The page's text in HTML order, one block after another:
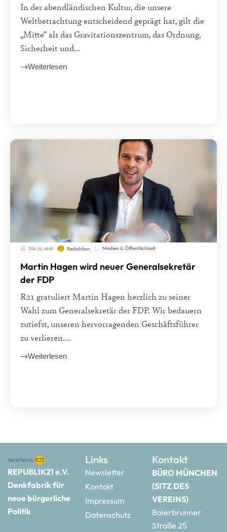
In der abendländischen Kultur, die unsere
Weltbetrachtung entscheidend geprägt hat, gilt die
„Mitte“ als das Gravitationszentrum, das Ordnung,
Sicherheit und...
Weiterlesen
Mai 31, 2026 Redaktion Medien & Öffentlichkeit
Martin Hagen wird neuer Generalsekretär
der FDP
R21 gratuliert Martin Hagen herzlich zu seiner
Wahl zum Generalsekretär der FDP. Wir bedauern
zutiefst, unseren hervorragenden Geschäftsführer
zu verlieren....
Weiterlesen
REPUBLIK21 e.V.
Denkfabrik für
neue bürgerliche
Politik
Links
Newsletter
Kontakt
Impressum
Datenschutz
Kontakt
BÜRO MÜNCHEN
(SITZ DES
VEREINS)
Baierbrunner
Straße 25